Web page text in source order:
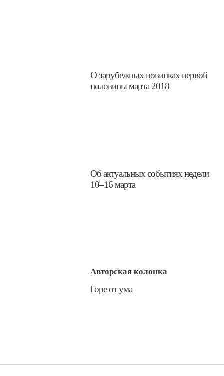
​О зарубежных новинках первой
половины марта 2018
​Об актуальных событиях недели
10–16 марта
Авторская колонка
​Горе от ума